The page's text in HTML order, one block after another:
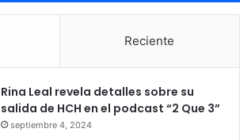
Reciente
Rina Leal revela detalles sobre su
salida de HCH en el podcast “2 Que 3”
septiembre 4, 2024